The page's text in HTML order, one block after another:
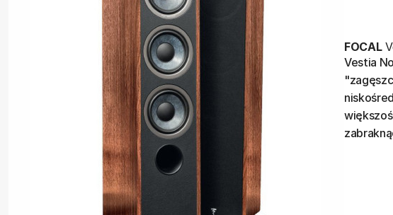
FOCAL
Vestia